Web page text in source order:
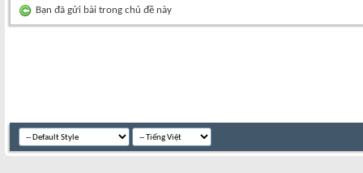
Bạn đã gửi bài trong chủ đề này